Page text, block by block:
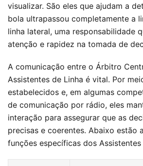
visualizar. São eles que ajudam a
bola ultrapassou completamente a
linha lateral, uma responsabilidade
atenção e rapidez na tomada de
A comunicação entre o Árbitro
Assistentes de Linha é vital. Por
estabelecidos e, em algumas
de comunicação por rádio, eles
interação para assegurar que as
precisas e coerentes. Abaixo estão
funções específicas dos Assistentes